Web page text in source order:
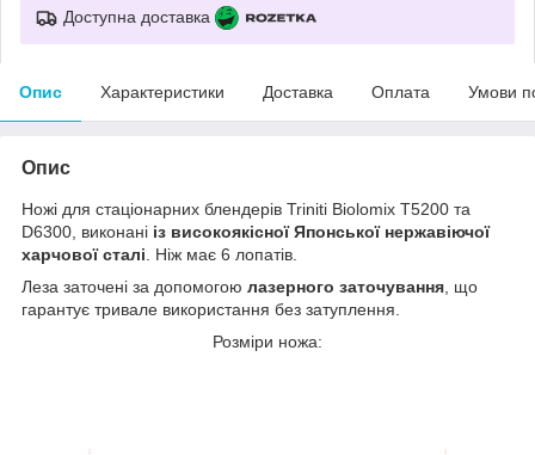
Доступна доставка
Опис Характеристики Доставка Оплата Умови
Опис
Ножі для стаціонарних блендерів Triniti Biolomix T5200 та
D6300, виконані із високоякісної Японської нержавіючої
харчової сталі . Ніж має 6 лопатів.
Леза заточені за допомогою лазерного заточування , що
гарантує тривале використання без затуплення.
Розміри ножа: